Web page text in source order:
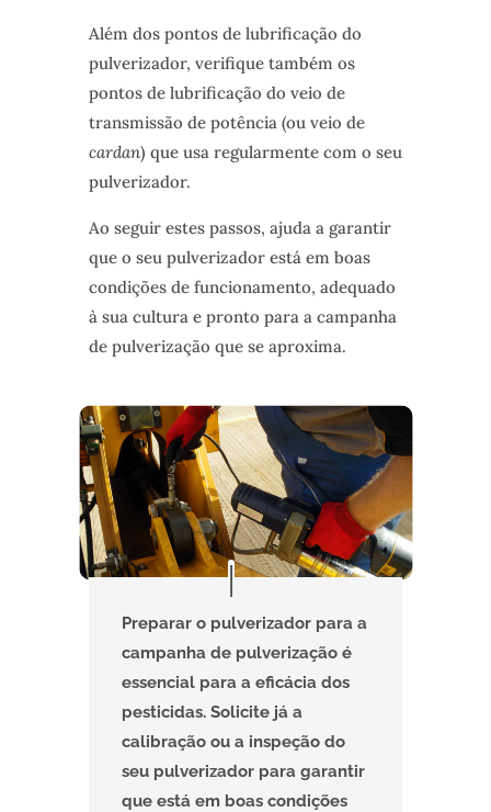
Além dos pontos de lubrificação do
pulverizador, verifique também os
pontos de lubrificação do veio de
transmissão de potência (ou veio de
cardan) que usa regularmente com o seu
pulverizador.
Ao seguir estes passos, ajuda a garantir
que o seu pulverizador está em boas
condições de funcionamento, adequado
à sua cultura e pronto para a campanha
de pulverização que se aproxima.
Preparar o pulverizador para a
campanha de pulverização é
essencial para a eficácia dos
pesticidas. Solicite já a
calibração ou a inspeção do
seu pulverizador para garantir
que está em boas condições